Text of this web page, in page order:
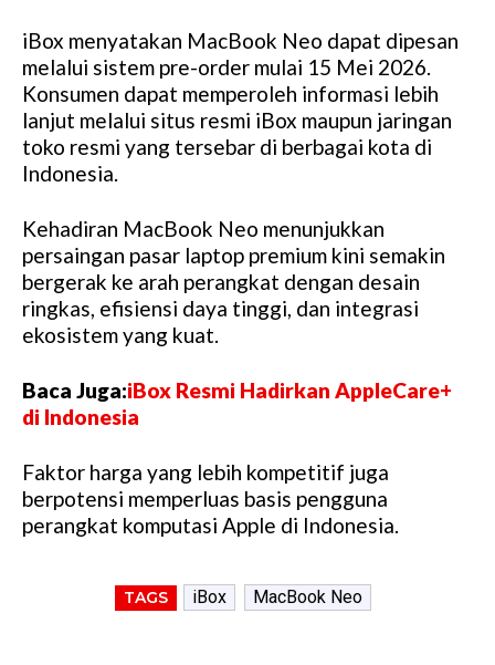
iBox menyatakan MacBook Neo dapat dipesan
melalui sistem pre-order mulai 15 Mei 2026.
Konsumen dapat memperoleh informasi lebih
lanjut melalui situs resmi iBox maupun jaringan
toko resmi yang tersebar di berbagai kota di
Indonesia.
Kehadiran MacBook Neo menunjukkan
persaingan pasar laptop premium kini semakin
bergerak ke arah perangkat dengan desain
ringkas, efisiensi daya tinggi, dan integrasi
ekosistem yang kuat.
Baca Juga:iBox Resmi Hadirkan AppleCare+
di Indonesia
Faktor harga yang lebih kompetitif juga
berpotensi memperluas basis pengguna
perangkat komputasi Apple di Indonesia.
TAGS iBox MacBook Neo